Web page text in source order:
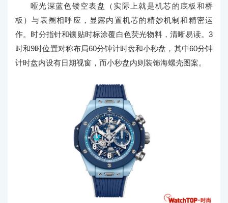
哑光深蓝色镂空表盘（实际上就是机芯的底板和桥
板）与表圈相呼应，显露内置机芯的精妙机制和精密运
作。时分指针和镶贴时标涂覆白色荧光物料，清晰易读。3
时和9时位置对称布局60分钟计时盘和小秒盘，其中60分钟
计时盘内设有日期视窗，而小秒盘内则装饰海螺壳图案。